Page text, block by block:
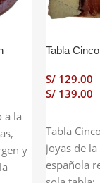
a la
y
Tabla
S/
S/
Tabla
joyas de
española